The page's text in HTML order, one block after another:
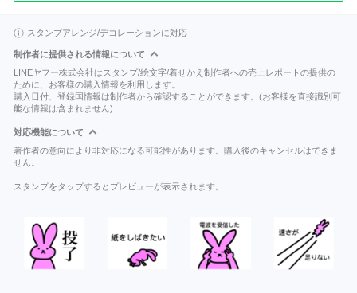
スタンプアレンジ/デコレーションに対応
制作者に提供される情報について
LINEヤフー株式会社はスタンプ/絵文字/着せかえ制作者への売上レポートの提供の
ために、お客様の購入情報を利用します。
購入日付、登録国情報は制作者から確認することができます。(お客様を直接識別可
能な情報は含まれません)
対応機能について
著作者の意向により非対応になる可能性があります。購入後のキャンセルはできま
せん。
スタンプをタップするとプレビューが表示されます。